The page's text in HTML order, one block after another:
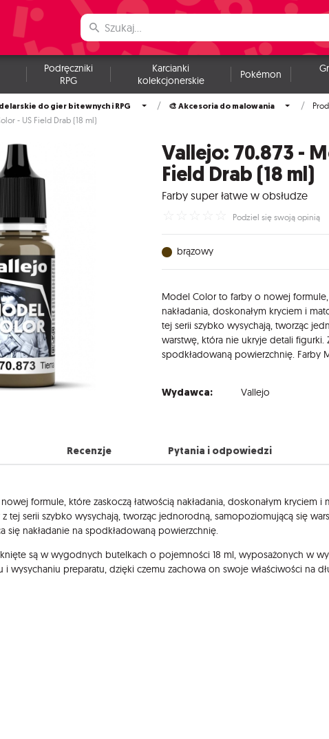
Podręczniki
RPG
Karcianki
kolekcjonerskie
Pokémon
do gier bitewnych i RPG 🎨 Akcesoria do malowania
- US Field Drab (18 ml)
Vallejo: 70.873 -
Field Drab (18 ml)
Farby super łatwe w obsłudze
Podziel się swoją opinią
brązowy
Model Color to farby o nowej formule,
nakładania, doskonałym kryciem i
tej serii szybko wysychają, tworząc
warstwę, która nie ukryje detali figurki.
Wydawca: Vallejo
Recenzje Pytania i odpowiedzi
formule, które zaskoczą łatwością nakładania, doskonałym kryciem i
tej serii szybko wysychają, tworząc jednorodną, samopoziomującą się
się nakładanie na spodkładowaną powierzchnię.
są w wygodnych butelkach o pojemności 18 ml, wyposażonych w
wysychaniu preparatu, dzięki czemu zachowa on swoje właściwości na